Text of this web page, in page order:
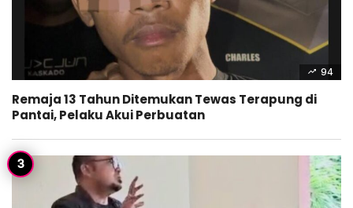
94
Remaja 13 Tahun Ditemukan Tewas Terapung di
Pantai, Pelaku Akui Perbuatan